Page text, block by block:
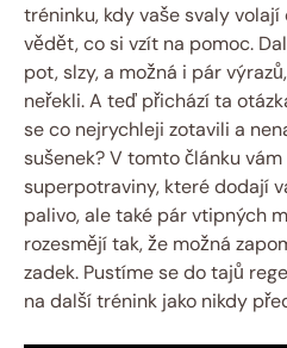
tréninku, kdy vaše svaly
vědět, co si vzít na pomoc.
pot, slzy, a možná i pár
neřekli. A teď přichází ta
se co nejrychleji zotavili a
sušenek? V tomto článku
superpotraviny, které dodají
palivo, ale také pár vtipných
rozesmějí tak, že možná
zadek. Pustíme se do tajů
na další trénink jako nikdy